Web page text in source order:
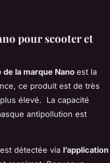
pour scooter et
la marque Nano est la
ce produit est de très
élevé. La capacité
antipollution est
détectée via l’application